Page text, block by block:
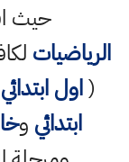
حيث
الرياضيات
(اول ابتدائي
ابتدائي و